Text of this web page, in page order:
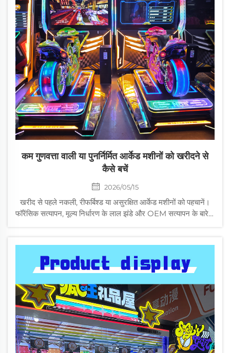
कम गुणवत्ता वाली या पुनर्निर्मित आर्केड मशीनों को खरीदने से
कैसे बचें
2026/05/15
खरीद से पहले नकली, रीफर्बिश्ड या असुरक्षित आर्केड मशीनों को पहचानें।
फॉरेंसिक सत्यापन, मूल्य निर्धारण के लाल झंडे और OEM सत्यापन के बारे में